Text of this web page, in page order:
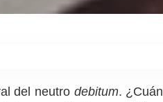
del neutro debitum.